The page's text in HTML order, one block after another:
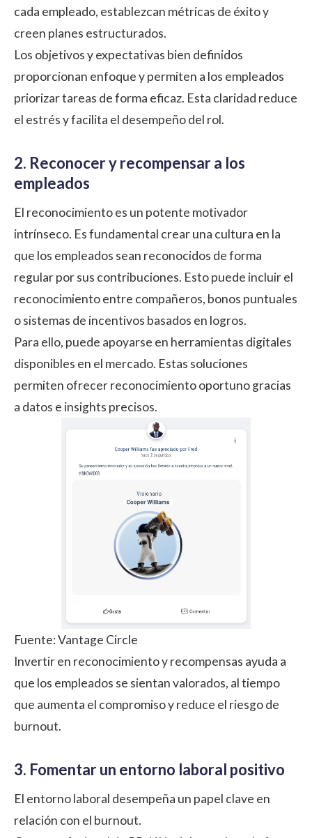
cada empleado, establezcan métricas de éxito y
creen planes estructurados.
Los objetivos y expectativas bien definidos
proporcionan enfoque y permiten a los empleados
priorizar tareas de forma eficaz. Esta claridad reduce
el estrés y facilita el desempeño del rol.
2. Reconocer y recompensar a los
empleados
El reconocimiento es un potente motivador
intrínseco. Es fundamental crear una cultura en la
que los empleados sean reconocidos de forma
regular por sus contribuciones. Esto puede incluir el
reconocimiento entre compañeros, bonos puntuales
o sistemas de incentivos basados en logros.
Para ello, puede apoyarse en herramientas digitales
disponibles en el mercado. Estas soluciones
permiten ofrecer reconocimiento oportuno gracias
a datos e insights precisos.
Fuente:Vantage Circle
Invertir en reconocimiento y recompensas ayuda a
que los empleados se sientan valorados, al tiempo
que aumenta el compromiso y reduce el riesgo de
burnout.
3. Fomentar un entorno laboral positivo
El entorno laboral desempeña un papel clave en
relación con el burnout.